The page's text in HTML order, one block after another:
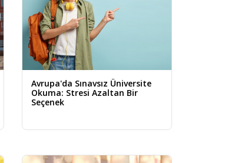
Avrupa'da Sınavsız Üniversite
Okuma: Stresi Azaltan Bir
Seçenek